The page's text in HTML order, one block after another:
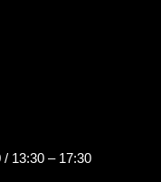
13:30 – 17:30